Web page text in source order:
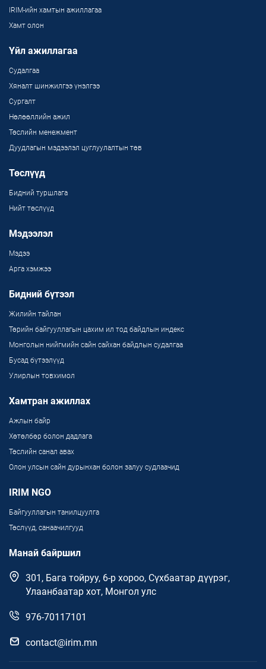
IRIM-ийн хамтын ажиллагаа
Хамт олон
Үйл ажиллагаа
Судалгаа
Хяналт шинжилгээ үнэлгээ
Сургалт
Нөлөөллийн ажил
Төслийн менежмент
Дуудлагын мэдээлэл цуглуулалтын төв
Төслүүд
Бидний туршлага
Нийт төслүүд
Мэдээлэл
Мэдээ
Арга хэмжээ
Бидний бүтээл
Жилийн тайлан
Төрийн байгууллагын цахим ил тод байдлын индекс
Монголын нийгмийн сайн сайхан байдлын судалгаа
Бусад бүтээлүүд
Улирлын товхимол
Хамтран ажиллах
Ажлын байр
Хөтөлбөр болон дадлага
Төслийн санал авах
Олон улсын сайн дурынхан болон залуу судлаачид
IRIM NGO
Байгууллагын танилцуулга
Төслүүд, санаачилгууд
Манай байршил
301, Бага тойруу, 6-р хороо, Сүхбаатар дүүрэг,
Улаанбаатар хот, Монгол улс
976-70117101
contact@irim.mn